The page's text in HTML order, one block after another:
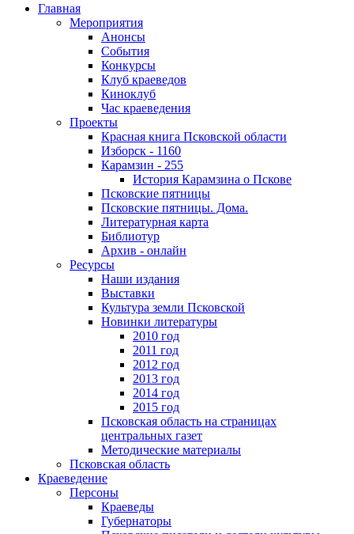
Главная
Мероприятия
Анонсы
События
Конкурсы
Клуб краеведов
Киноклуб
Час краеведения
Проекты
Красная книга Псковской области
Изборск - 1160
Карамзин - 255
История Карамзина о Пскове
Псковские пятницы
Псковские пятницы. Дома.
Литературная карта
Библиотур
Архив - онлайн
Ресурсы
Наши издания
Выставки
Культура земли Псковской
Новинки литературы
2010 год
2011 год
2012 год
2013 год
2014 год
2015 год
Псковская область на страницах
центральных газет
Методические материалы
Псковская область
Краеведение
Персоны
Краеведы
Губернаторы